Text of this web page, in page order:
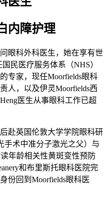
内障护理
眼科外科医生，她在享有世
民医疗服务体系（NHS）
专家，现任Moorfields眼科
人，以及伊灵Moorfields西
医生从事眼科工作已超
赴英国伦敦大学学院眼科研
手术中准分子激光之父）与
读年龄相关性黄斑变性预防
和布里斯托眼科医院完
份回到Moorfields眼科医